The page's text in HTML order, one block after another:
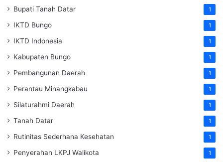
Bupati Tanah Datar 1
IKTD Bungo 1
IKTD Indonesia 1
Kabupaten Bungo 1
Pembangunan Daerah 1
Perantau Minangkabau 1
Silaturahmi Daerah 1
Tanah Datar 1
Rutinitas Sederhana Kesehatan 1
Penyerahan LKPJ Walikota 1